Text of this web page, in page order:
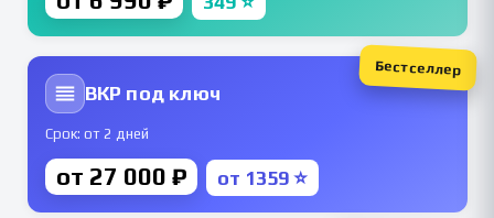
ВКР под ключ
Срок: от 2 дней
от 27 000 ₽ от 1359 ⭐
Бестселлер